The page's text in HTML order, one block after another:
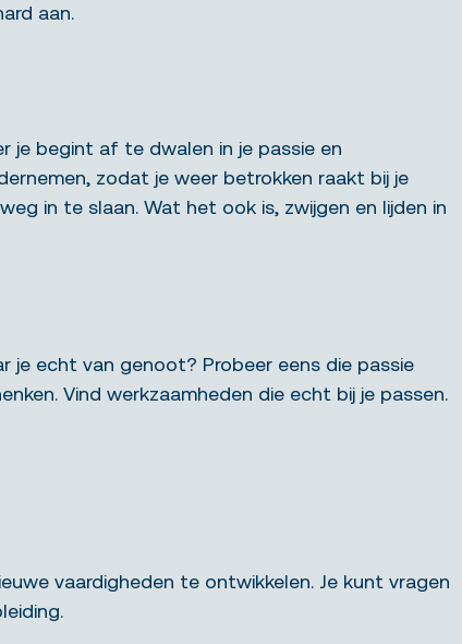
aan.
je begint af te dwalen in je passie en
zodat je weer betrokken raakt bij je
in te slaan. Wat het ook is, zwijgen en lijden in
echt van genoot? Probeer eens die passie
Vind werkzaamheden die echt bij je passen.
vaardigheden te ontwikkelen. Je kunt vragen